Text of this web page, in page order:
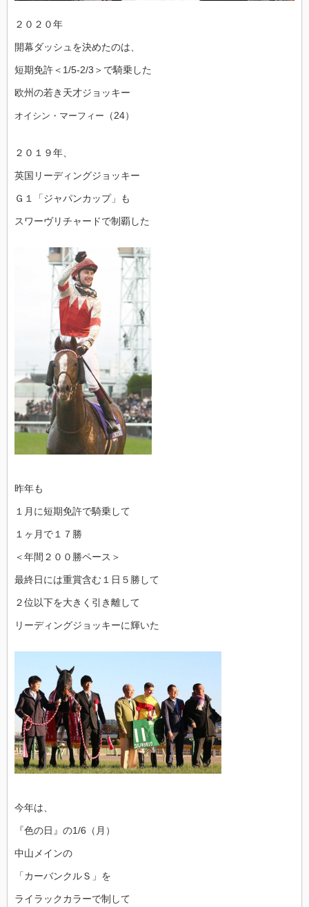
２０２０年
開幕ダッシュを決めたのは、
短期免許＜1/5-2/3＞で騎乗した
欧州の若き天才ジョッキー
オイシン・マーフィー （24）
２０１９年、
英国リーディングジョッキー
Ｇ１「ジャパンカップ」も
スワーヴリチャードで制覇した
昨年も
１月に短期免許で騎乗して
１ヶ月で１７勝
＜年間２００勝ペース＞
最終日には重賞含む１日５勝して
２位以下を大きく引き離して
リーディングジョッキーに輝いた
今年は、
『色の日』の1/6（月）
中山メインの
「カーバンクルＳ」を
ライラックカラーで制して